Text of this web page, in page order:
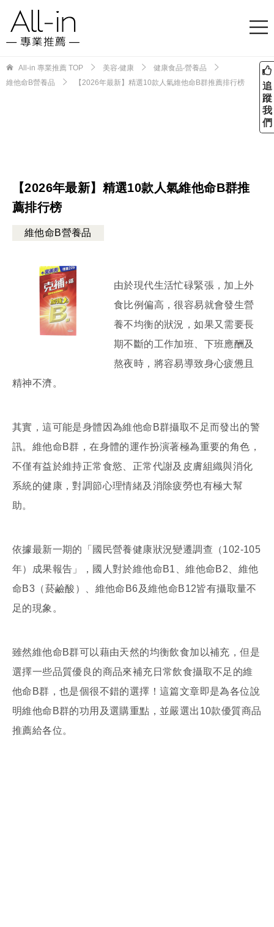
All-in 專業推薦 TOP 美容‧健康
健康食品‧營養品
維他命B營養品
【2026年最新】精選10款人氣維他命B群推薦排行榜
【2026年最新】精選10款人氣維他命B群推
薦排行榜
維他命B營養品
由於現代生活忙碌緊張，加上外
食比例偏高，很容易就會發生營
養不均衡的狀況，如果又需要長
期不斷的工作加班、下班應酬及
熬夜時，將容易導致身心疲憊且
精神不濟。
其實，這可能是身體因為維他命B群攝取不足而發出的警
訊。維他命B群，在身體的運作扮演著極為重要的角色，
不僅有益於維持正常食慾、正常代謝及皮膚組織與消化
系統的健康，對調節心理情緒及消除疲勞也有極大幫
助。
依據最新一期的「國民營養健康狀況變遷調查（102-105
年）成果報告」，國人對於維他命B1、維他命B2、維他
命B3（菸鹼酸）、維他命B6及維他命B12皆有攝取量不
足的現象。
雖然維他命B群可以藉由天然的均衡飲食加以補充，但是
選擇一些品質優良的商品來補充日常飲食攝取不足的維
他命B群，也是個很不錯的選擇！這篇文章即是為各位說
明維他命B群的功用及選購重點，並嚴選出10款優質商品
推薦給各位。
追
蹤
我
們